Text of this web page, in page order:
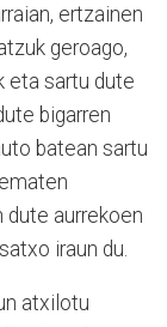
ertzainen
geroago,
eta sartu dute
bigarren
batean sartu
dute aurrekoen
iraun du.
atxilotu